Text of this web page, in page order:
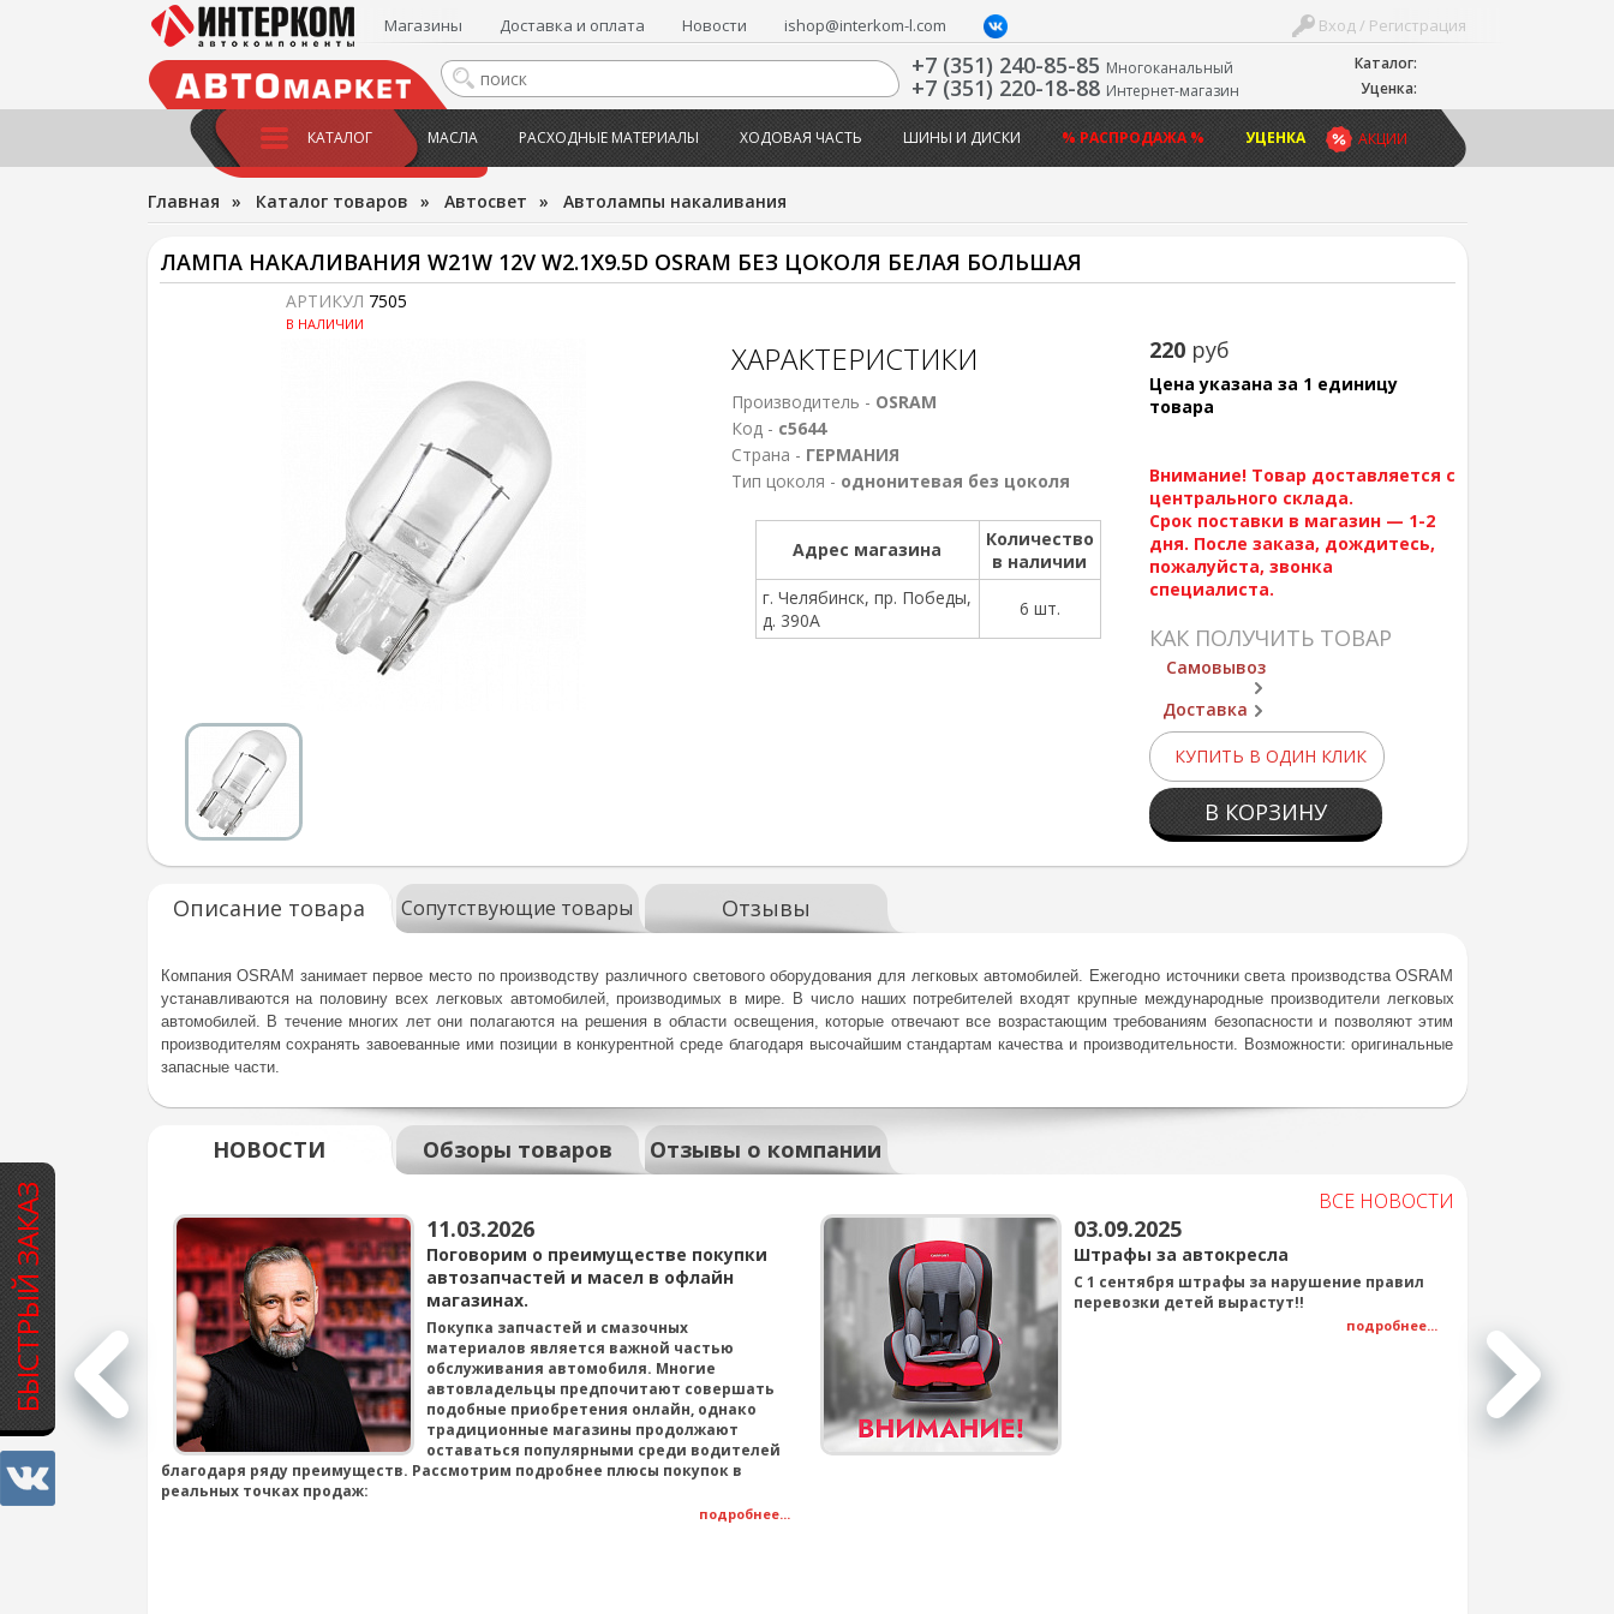
БЫСТРЫЙ ЗАКАЗ
Каталог:
Уценка:
Вход / Регистрация
Магазины Доставка и оплата Новости ishop@interkom-l.com
+7 (351) 240-85-85 Многоканальный
+7 (351) 220-18-88 Интернет-магазин
АКЦИИ
КАТАЛОГ МАСЛА РАСХОДНЫЕ МАТЕРИАЛЫ ХОДОВАЯ ЧАСТЬ ШИНЫ И ДИСКИ % РАСПРОДАЖА % УЦЕНКА
Главная » Каталог товаров » Автосвет » Автолампы накаливания
ЛАМПА НАКАЛИВАНИЯ W21W 12V W2.1X9.5D OSRAM БЕЗ ЦОКОЛЯ БЕЛАЯ БОЛЬШАЯ
АРТИКУЛ 7505
В НАЛИЧИИ
220 руб
Цена указана за 1 единицу
товара
Внимание! Товар доставляется с
центрального склада.
Срок поставки в магазин — 1-2
дня. После заказа, дождитесь,
пожалуйста, звонка
специалиста.
КАК ПОЛУЧИТЬ ТОВАР
Самовывоз
Доставка
КУПИТЬ В ОДИН КЛИК
В КОРЗИНУ
ХАРАКТЕРИСТИКИ
Производитель - OSRAM
Код - с5644
Страна - ГЕРМАНИЯ
Тип цоколя - однонитевая без цоколя
Адрес магазина
Количество
в наличии
г. Челябинск, пр. Победы,
д. 390А
6 шт.
Описание товара Сопутствующие товары Отзывы
Компания OSRAM занимает первое место по производству различного светового оборудования для легковых автомобилей. Ежегодно источники света производства OSRAM
устанавливаются на половину всех легковых автомобилей, производимых в мире. В число наших потребителей входят крупные международные производители легковых
автомобилей. В течение многих лет они полагаются на решения в области освещения, которые отвечают все возрастающим требованиям безопасности и позволяют этим
производителям сохранять завоеванные ими позиции в конкурентной среде благодаря высочайшим стандартам качества и производительности. Возможности: оригинальные
запасные части.
НОВОСТИ Обзоры товаров Отзывы о компании
ВСЕ НОВОСТИ
для
для смены
подробнее...
11.03.2026
Поговорим о преимуществе покупки
автозапчастей и масел в офлайн
магазинах.
Покупка запчастей и смазочных
материалов является важной частью
обслуживания автомобиля. Многие
автовладельцы предпочитают совершать
подобные приобретения онлайн, однако
традиционные магазины продолжают
оставаться популярными среди водителей
благодаря ряду преимуществ. Рассмотрим подробнее плюсы покупок в
реальных точках продаж:
подробнее...
03.09.2025
Штрафы за автокресла
С 1 сентября штрафы за нарушение правил
перевозки детей вырастут!!
подробнее...